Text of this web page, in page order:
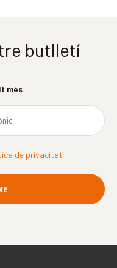
butlletí
més
de privacitat